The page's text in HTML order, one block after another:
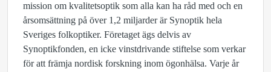
mission om kvalitetsoptik som alla kan ha råd med och en
årsomsättning på över 1,2 miljarder är Synoptik hela
Sveriges folkoptiker. Företaget ägs delvis av
Synoptikfonden, en icke vinstdrivande stiftelse som verkar
för att främja nordisk forskning inom ögonhälsa. Varje år